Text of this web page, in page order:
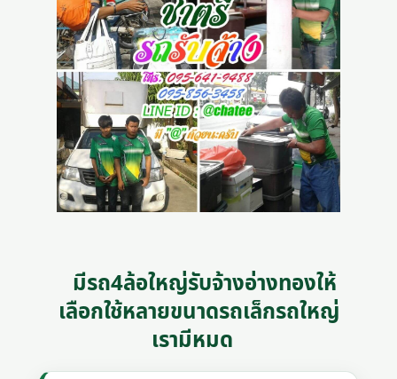
มีรถ4ล้อใหญ่รับจ้างอ่างทองให้
เลือกใช้หลายขนาดรถเล็กรถใหญ่
เรามีหมด